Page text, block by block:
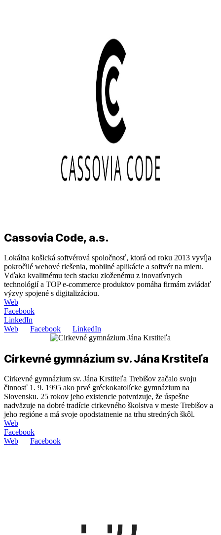
Cassovia Code, a.s.
Lokálna košická softvérová spoločnosť, ktorá od roku 2013 vyvíja
pokročilé webové riešenia, mobilné aplikácie a softvér na mieru.
Vďaka kvalitnému tech stacku zloženému z inovatívnych
technológií a TOP e-commerce produktov pomáha firmám zvládať
výzvy spojené s digitalizáciou.
Web
Facebook
LinkedIn
Web
Facebook LinkedIn
Cirkevné gymnázium sv. Jána Krstiteľa
Cirkevné gymnázium sv. Jána Krstiteľa Trebišov začalo svoju
činnosť 1. 9. 1995 ako prvé gréckokatolícke gymnázium na
Slovensku. 25 rokov jeho existencie potvrdzuje, že úspešne
nadväzuje na dobré tradície cirkevného školstva v meste Trebišov a
jeho regióne a má svoje opodstatnenie na trhu stredných škôl.
Web
Facebook
Web
Facebook